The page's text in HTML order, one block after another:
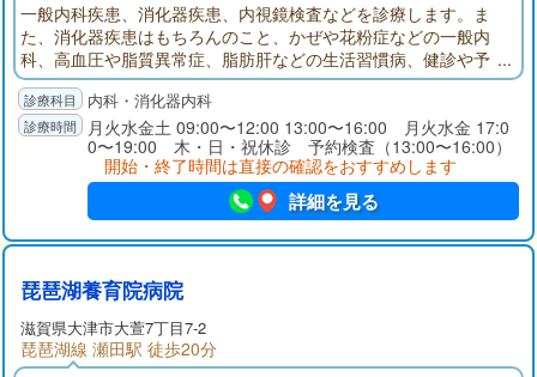
一般内科疾患、消化器疾患、内視鏡検査などを診療します。ま
た、消化器疾患はもちろんのこと、かぜや花粉症などの一般内
科、高血圧や脂質異常症、脂肪肝などの生活習慣病、健診や予
防接種などなんでもお気軽にご相談ください。
内科・消化器内科
月火水金土 09:00〜12:00 13:00〜16:00 月火水金 17:0
0〜19:00 木・日・祝休診 予約検査（13:00〜16:00）
開始・終了時間は直接の確認をおすすめします
詳細を見る
琵琶湖養育院病院
滋賀県大津市大萱7丁目7-2
琵琶湖線 瀬田駅 徒歩20分